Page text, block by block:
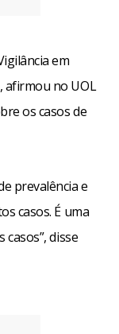
em
afirmou no UOL
os casos de
prevalência e
casos. É uma
disse